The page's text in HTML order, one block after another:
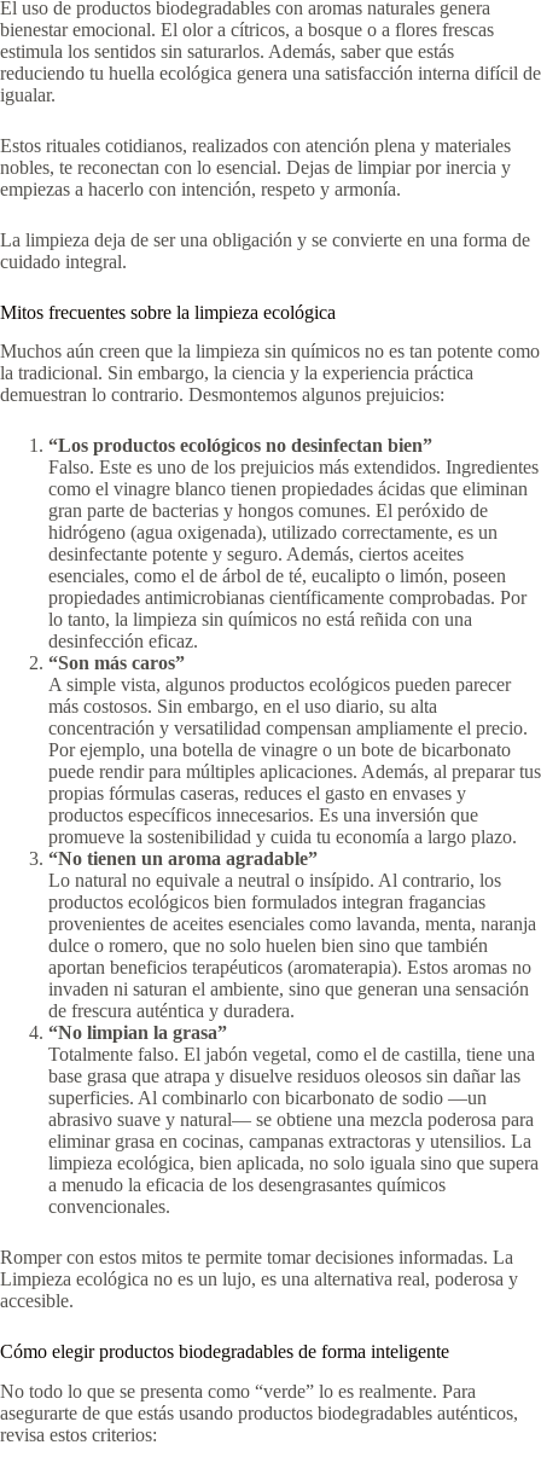
El uso de productos biodegradables con aromas naturales genera
bienestar emocional. El olor a cítricos, a bosque o a flores frescas
estimula los sentidos sin saturarlos. Además, saber que estás
reduciendo tu huella ecológica genera una satisfacción interna difícil de
igualar.
Estos rituales cotidianos, realizados con atención plena y materiales
nobles, te reconectan con lo esencial. Dejas de limpiar por inercia y
empiezas a hacerlo con intención, respeto y armonía.
La limpieza deja de ser una obligación y se convierte en una forma de
cuidado integral.
Mitos frecuentes sobre la limpieza ecológica
Muchos aún creen que la limpieza sin químicos no es tan potente como
la tradicional. Sin embargo, la ciencia y la experiencia práctica
demuestran lo contrario. Desmontemos algunos prejuicios:
“Los productos ecológicos no desinfectan bien”
Falso. Este es uno de los prejuicios más extendidos. Ingredientes
como el vinagre blanco tienen propiedades ácidas que eliminan
gran parte de bacterias y hongos comunes. El peróxido de
hidrógeno (agua oxigenada), utilizado correctamente, es un
desinfectante potente y seguro. Además, ciertos aceites
esenciales, como el de árbol de té, eucalipto o limón, poseen
propiedades antimicrobianas científicamente comprobadas. Por
lo tanto, la limpieza sin químicos no está reñida con una
desinfección eficaz.
“Son más caros”
A simple vista, algunos productos ecológicos pueden parecer
más costosos. Sin embargo, en el uso diario, su alta
concentración y versatilidad compensan ampliamente el precio.
Por ejemplo, una botella de vinagre o un bote de bicarbonato
puede rendir para múltiples aplicaciones. Además, al preparar tus
propias fórmulas caseras, reduces el gasto en envases y
productos específicos innecesarios. Es una inversión que
promueve la sostenibilidad y cuida tu economía a largo plazo.
“No tienen un aroma agradable”
Lo natural no equivale a neutral o insípido. Al contrario, los
productos ecológicos bien formulados integran fragancias
provenientes de aceites esenciales como lavanda, menta, naranja
dulce o romero, que no solo huelen bien sino que también
aportan beneficios terapéuticos (aromaterapia). Estos aromas no
invaden ni saturan el ambiente, sino que generan una sensación
de frescura auténtica y duradera.
“No limpian la grasa”
Totalmente falso. El jabón vegetal, como el de castilla, tiene una
base grasa que atrapa y disuelve residuos oleosos sin dañar las
superficies. Al combinarlo con bicarbonato de sodio —un
abrasivo suave y natural— se obtiene una mezcla poderosa para
eliminar grasa en cocinas, campanas extractoras y utensilios. La
limpieza ecológica, bien aplicada, no solo iguala sino que supera
a menudo la eficacia de los desengrasantes químicos
convencionales.
Romper con estos mitos te permite tomar decisiones informadas. La
Limpieza ecológica no es un lujo, es una alternativa real, poderosa y
accesible.
Cómo elegir productos biodegradables de forma inteligente
No todo lo que se presenta como “verde” lo es realmente. Para
asegurarte de que estás usando productos biodegradables auténticos,
revisa estos criterios: